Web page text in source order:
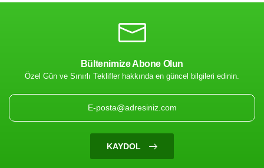
Filtrenize Uygun
Ürün Bulunamadı
Bültenimize Abone Olun
Özel Gün ve Sınırlı Teklifler hakkında en güncel bilgileri edinin.
KAYDOL